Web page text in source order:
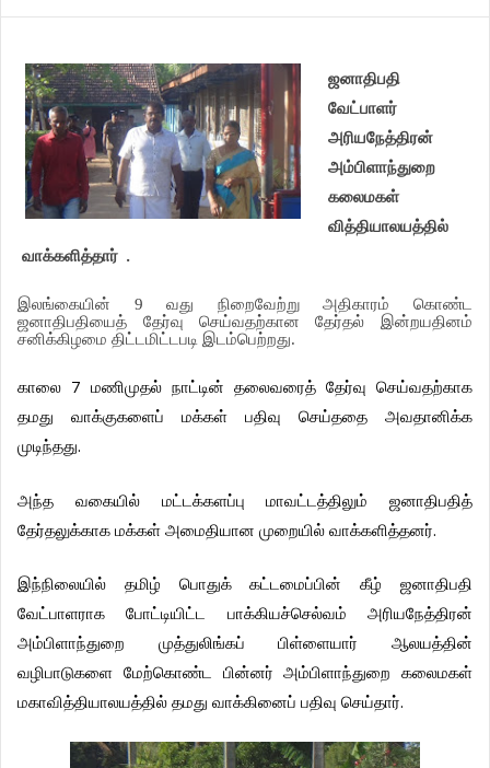
ஜனாதிபதி
வேட்பாளர்
அரியநேத்திரன்
அம்பிளாந்துறை
கலைமகள்
வித்தியாலயத்தில்
வாக்களித்தார் .
இலங்கையின் 9வது நிறைவேற்று அதிகாரம்
கொண்ட
ஜனாதிபதியைத்
தேர்வு செய்வதற்கான தேர்தல்
இன்றயதினம்
சனிக்கிழமை திட்டமிட்டபடி இடம்பெற்றது.
காலை 7மணிமுதல் நாட்டின் தலைவரைத் தேர்வு
செய்வதற்காக
தமது
வாக்குகளைப் மக்கள் பதிவு செய்ததை
அவதானிக்க
முடிந்தது.
அந்த வகையில் மட்டக்களப்பு மாவட்டத்திலும்
ஜனாதிபதித்
தேர்தலுக்காக மக்கள் அமைதியான முறையில் வாக்களித்தனர்.
இந்நிலையில் தமிழ் பொதுக் கட்டமைப்பின் கீழ்
ஜனாதிபதி
வேட்பாளராக
போட்டியிட்ட பாக்கியச்செல்வம்
அரியநேத்திரன்
அம்பிளாந்துறை
முத்துலிங்கப் பிள்ளையார்
ஆலயத்தின்
வழிபாடுகளை
மேற்கொண்ட பின்னர் அம்பிளாந்துறை
கலைமகள்
மகாவித்தியாலயத்தில் தமது வாக்கினைப் பதிவு செய்தார்.